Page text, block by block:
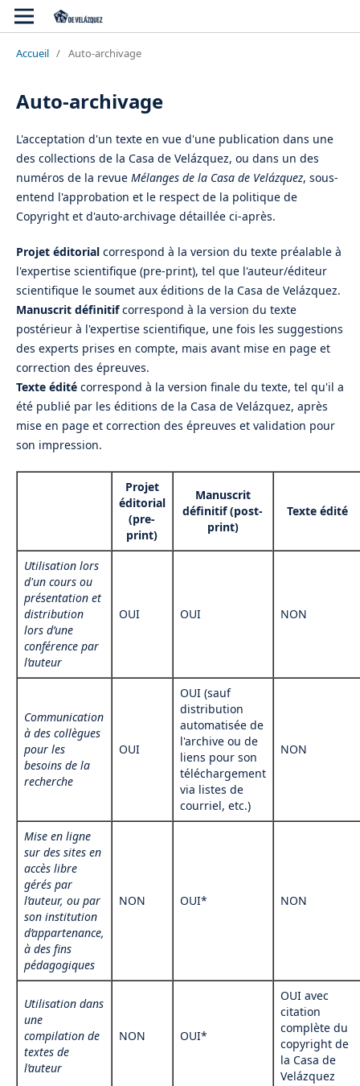
Accueil / Auto-archivage
Auto-archivage
L'acceptation d'un texte en vue d'une publication dans une
des collections de la Casa de Velázquez, ou dans un des
numéros de la revue Mélanges de la Casa de Velázquez, sous-
entend l'approbation et le respect de la politique de
Copyright et d'auto-archivage détaillée ci-après.
Projet éditorialcorrespond à la version du texte préalable à
l'expertise scientifique (pre-print), tel que l'auteur/éditeur
scientifique le soumet aux éditions de la Casa de Velázquez.
Manuscrit définitifcorrespond à la version du texte
postérieur à l'expertise scientifique, une fois les suggestions
des experts prises en compte, mais avant mise en page et
correction des épreuves.
Texte éditécorrespond à la version finale du texte, tel qu'il a
été publié par les éditions de la Casa de Velázquez, après
mise en page et correction des épreuves et validation pour
son impression.
Projet
éditorial
(pre-
print)
Manuscrit
définitif (post-
print)
Texte édité
Utilisation lors
d'un cours ou
présentation et
distribution
lors d’une
conférence par
l’auteur
OUI OUI NON
Communication
à des collègues
pour les
besoins de la
recherche
OUI
OUI (sauf
distribution
automatisée de
l'archive ou de
liens pour son
téléchargement
via listes de
courriel, etc.)
NON
Mise en ligne
sur des sites en
accès libre
gérés par
l’auteur, ou par
son institution
d’appartenance,
à des fins
pédagogiques
NON OUI* NON
Utilisation dans
une
compilation de
textes de
l’auteur
NON OUI*
OUI avec
citation
complète du
copyright de
la Casa de
Velázquez